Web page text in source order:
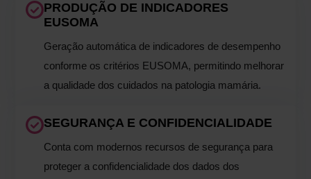
PRODUÇÃO DE INDICADORES
EUSOMA
Geração automática de indicadores de desempenho
conforme os critérios EUSOMA, permitindo melhorar
a qualidade dos cuidados na patologia mamária.
SEGURANÇA E CONFIDENCIALIDADE
Conta com modernos recursos de segurança para
proteger a confidencialidade dos dados dos